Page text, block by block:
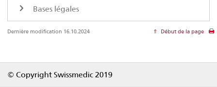
Bases légales
Dernière modification 16.10.2024 Début de la page
© Copyright Swissmedic 2019